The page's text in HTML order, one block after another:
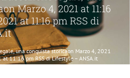
Marzo 4, 2021 at 11:16
at 11:16 pm RSS di
una conquista storicaon Marzo 4, 2021
11:16 pm RSS di Lifestyle – ANSA.it